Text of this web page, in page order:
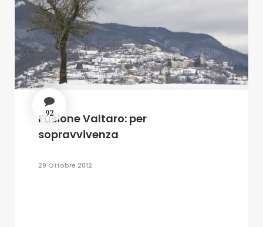
92
Fusione Valtaro: per
sopravvivenza
29 Ottobre 2012